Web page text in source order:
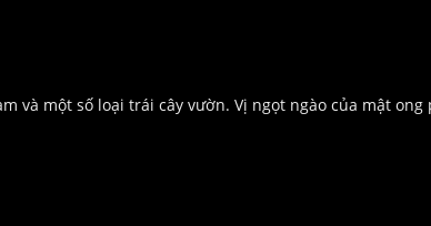
và một số loại trái cây vườn. Vị ngọt ngào của mật ong